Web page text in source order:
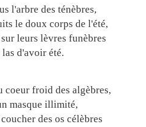
l'arbre des ténèbres,
le doux corps de l'été,
leurs lèvres funèbres
d'avoir été.
coeur froid des algèbres,
masque illimité,
des os célèbres